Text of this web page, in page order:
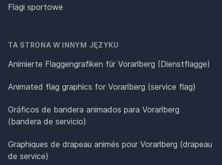
Flagi sportowe
TA STRONA W INNYM JĘZYKU
Animierte Flaggengrafiken für Vorarlberg (Dienstflagge)
Animated flag graphics for Vorarlberg (service flag)
Gráficos de bandera animados para Vorarlberg
(bandera de servicio)
Graphiques de drapeau animés pour Vorarlberg (drapeau
de service)